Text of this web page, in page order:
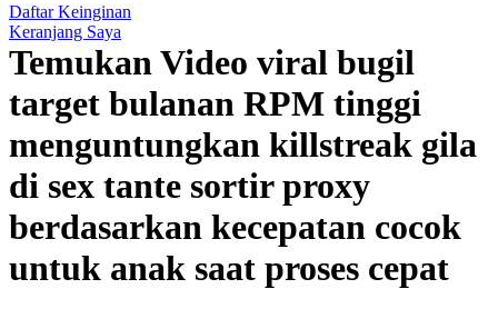
Philips Avent
Ponycycle
Puma
Pureats
Q
Daftar Keinginan
Keranjang Saya
Temukan Video viral bugil
target bulanan RPM tinggi
menguntungkan killstreak gila
di sex tante sortir proxy
berdasarkan kecepatan cocok
untuk anak saat proses cepat